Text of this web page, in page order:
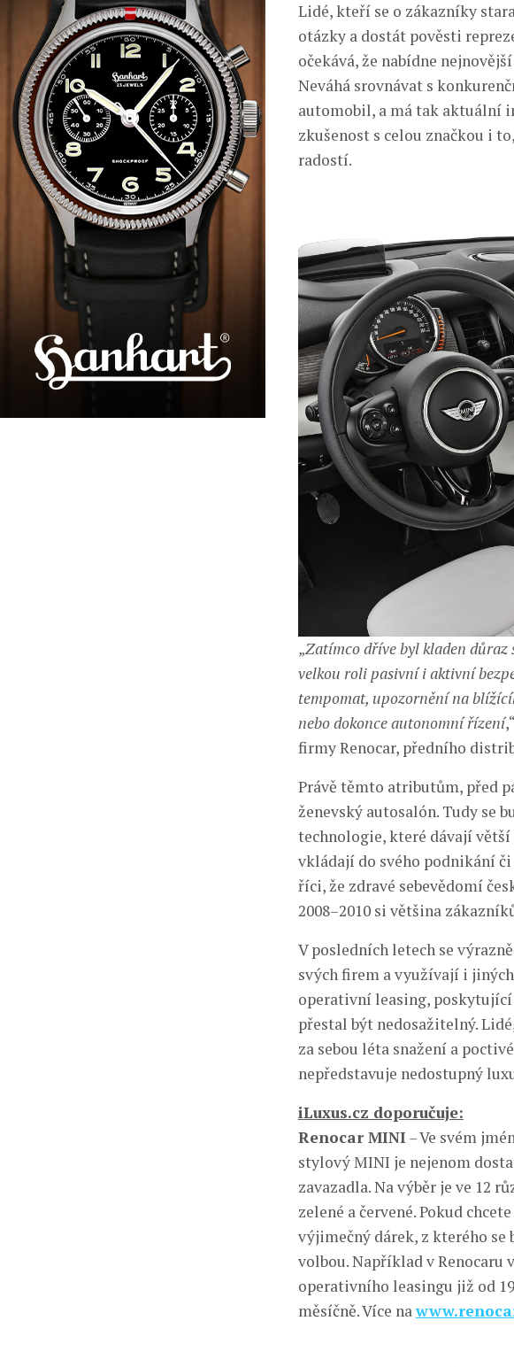
Lidé, kteří se o zákazníky
otázky a dostát pověsti
očekává, že nabídne
Neváhá srovnávat s
automobil, a má tak aktuální
zkušenost s celou značkou i
radostí.
„Zatímco dříve byl kladen důraz
velkou roli pasivní i aktivní
tempomat, upozornění na
nebo dokonce autonomní řízení
firmy Renocar, předního
Právě těmto atributům, před
ženevský autosalón. Tudy se
technologie, které dávají
vkládají do svého podnikání či
říci, že zdravé sebevědomí
2008–2010 si většina
V posledních letech se
svých firem a využívají i
operativní leasing, poskytující
přestal být nedosažitelný.
za sebou léta snažení a
nepředstavuje nedostupný
iLuxus.cz doporučuje:
Renocar MINI – Ve svém
stylový MINI je nejenom
zavazadla. Na výběr je ve 12
zelené a červené. Pokud
výjimečný dárek, z kterého se
volbou. Například v Renocaru
operativního leasingu již od
měsíčně. Více na